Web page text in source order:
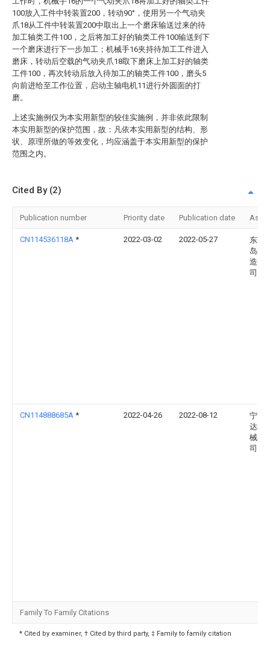
100放入工件中转装置200，转动90°，使用另一个气动夹
爪18从工件中转装置200中取出上一个磨床输送过来的待
加工轴类工件100，之后将加工好的轴类工件100输送到下
一个磨床进行下一步加工；机械手16夹持待加工工件进入
磨床，转动后空载的气动夹爪18取下磨床上加工好的轴类
工件100，再次转动后放入待加工的轴类工件100，磨头5
向前进给至工作位置，启动主轴电机11进行外圆面的打
磨。
上述实施例仅为本实用新型的较佳实施例，并非依此限制
本实用新型的保护范围，故：凡依本实用新型的结构、形
状、原理所做的等效变化，均应涵盖于本实用新型的保护
范围之内。
Cited By (2)
Publication number Priority date Publication date
CN114536118A * 2022-03-02 2022-05-27
东莞
岛机
造有
司
CN114888685A * 2022-04-26 2022-08-12
宁波
达精
械有
司
Family To Family Citations
* Cited by examiner, † Cited by third party, ‡ Family to family citation